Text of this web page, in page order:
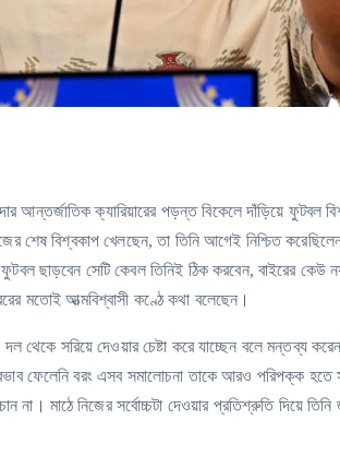
আন্তর্জাতিক ক্যারিয়ারের পড়ন্ত বিকেলে দাঁড়িয়ে
শেষ বিশ্বকাপ খেলছেন, তা তিনি আগেই নিশ্চিত
ফুটবল ছাড়বেন সেটি কেবল তিনিই ঠিক করবেন, বাইরের
মতোই আত্মবিশ্বাসী কণ্ঠে কথা বলেছেন।
থেকে সরিয়ে দেওয়ার চেষ্টা করে যাচ্ছেন বলে মন্তব্য
ফেলেনি বরং এসব সমালোচনা তাকে আরও পরিপক্ক হতে
না। মাঠে নিজের সর্বোচ্চটা দেওয়ার প্রতিশ্রুতি দিয়ে